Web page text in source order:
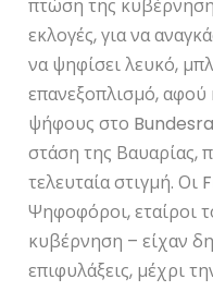
πτώση της
εκλογές, για να
να ψηφίσει λευκό,
επανεξοπλισμό, αφού
ψήφους στο
στάση της Βαυαρίας,
τελευταία στιγμή.
Ψηφοφόροι, εταίροι
κυβέρνηση – είχαν
επιφυλάξεις, μέχρι